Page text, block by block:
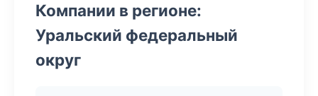
Компании в регионе:
Уральский федеральный
округ